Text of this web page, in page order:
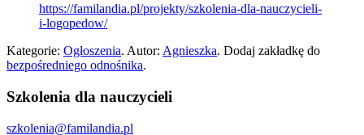
https://familandia.pl/projekty/szkolenia-dla-nauczycieli-
i-logopedow/
Kategorie: Ogłoszenia. Autor: Agnieszka. Dodaj zakładkę do
bezpośredniego odnośnika.
Szkolenia dla nauczycieli
szkolenia@familandia.pl